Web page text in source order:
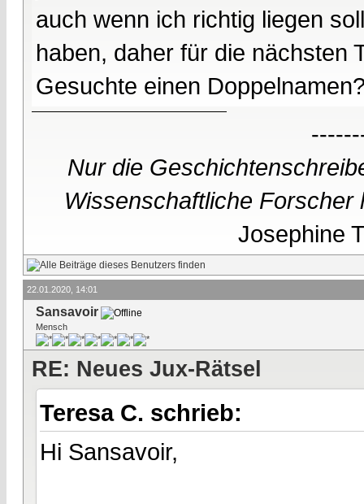
auch wenn ich richtig liegen
haben, daher für die nächsten
Gesuchte einen
Nur die
Wissenschaftliche
Josephine
22.01.2020, 14:01
Sansavoir
Mensch
RE: Neues Jux-Rätsel
Teresa C. schrieb:
Hi Sansavoir,